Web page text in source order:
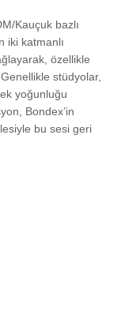
Kauçuk bazlı
iki katmanlı
özellikle
stüdyolar,
yoğunluğu
Bondex’in
bu sesi geri